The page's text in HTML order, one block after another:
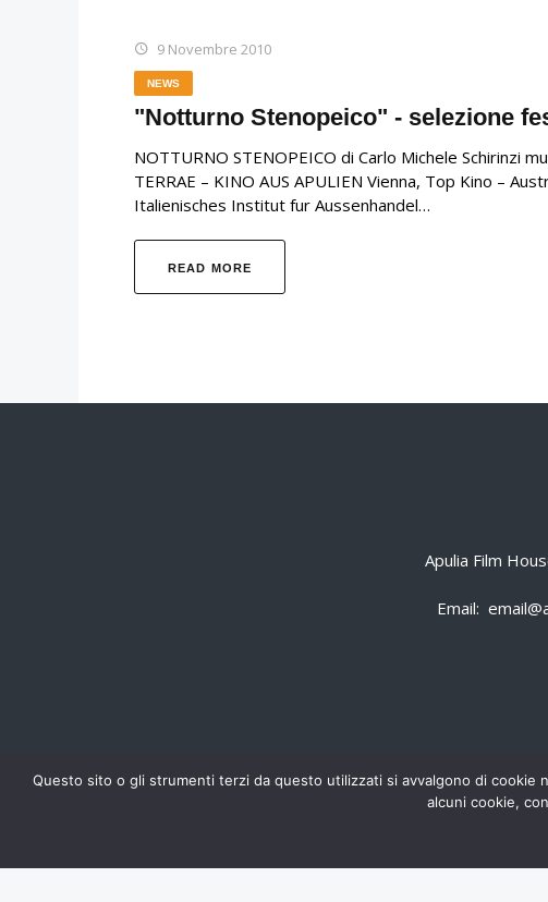
9 Novembre 2010
NEWS
"Notturno Stenopeico" - selezione
NOTTURNO STENOPEICO di Carlo Michele Schirinzi
TERRAE – KINO AUS APULIEN Vienna, Top Kino –
Italienisches Institut fur Aussenhandel…
READ MORE
Apulia Film
Email:
Questo sito o gli strumenti terzi da questo utilizzati si avvalgono di cookie
alcuni cookie,